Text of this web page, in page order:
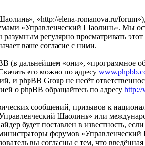
«http://elena-romanova.ru/forum»),
«Управленческий Шаолинь». Мы
регулярно просматривать этот
ваше согласие с ними.
(в дальнейшем «они», «программное
его можно по адресу
и phpBB Group не несёт
о phpBB обращайтесь по адресу http://
сообщений, призывов к
Шаолинь» или
будет поставлен в известность,
форумов
вы согласны с тем, что